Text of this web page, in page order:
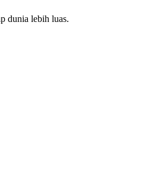
dunia lebih luas.